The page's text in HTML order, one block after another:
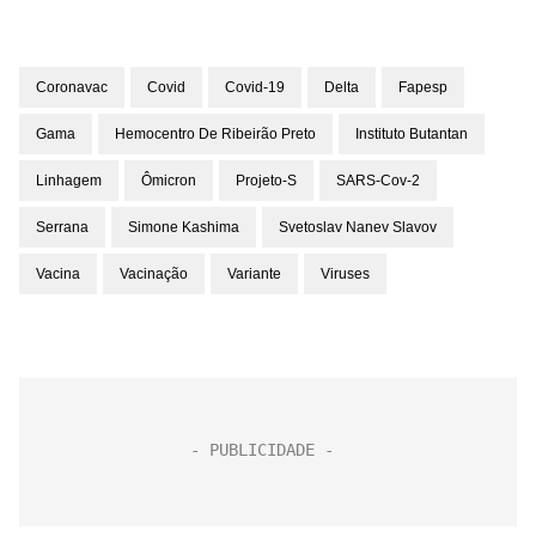
Coronavac Covid Covid-19 Delta Fapesp
Gama Hemocentro De Ribeirão Preto Instituto Butantan
Linhagem Ômicron Projeto-S SARS-Cov-2
Serrana Simone Kashima Svetoslav Nanev Slavov
Vacina Vacinação Variante Viruses